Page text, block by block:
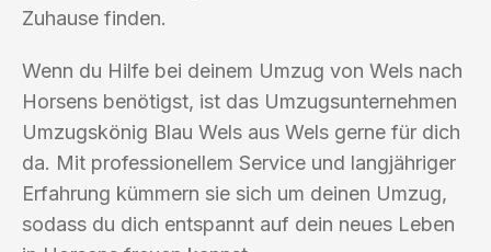
Zuhause finden.
Wenn du Hilfe bei deinem Umzug von Wels nach
Horsens benötigst, ist das Umzugsunternehmen
Umzugskönig Blau Wels aus Wels gerne für dich
da. Mit professionellem Service und langjähriger
Erfahrung kümmern sie sich um deinen Umzug,
sodass du dich entspannt auf dein neues Leben